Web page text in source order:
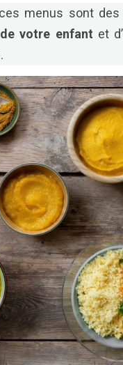
menus sont des
votre enfant et